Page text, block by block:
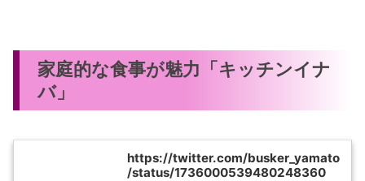
家庭的な食事が魅力「キッチンイナ
バ」
https://twitter.com/busker_yamato
/status/1736000539480248360